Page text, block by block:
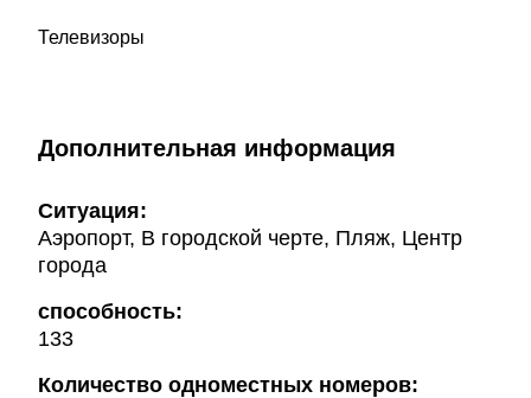
Телевизоры
Дополнительная информация
Ситуация:
Аэропорт, В городской черте, Пляж, Центр
города
способность:
133
Количество одноместных номеров: